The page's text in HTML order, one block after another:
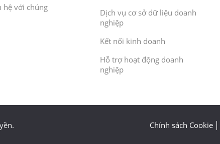
hệ với chúng
Dịch vụ cơ sở dữ liệu doanh
nghiệp
Kết nối kinh doanh
Hỗ trợ hoạt động doanh
nghiệp
Chính sách Cookie